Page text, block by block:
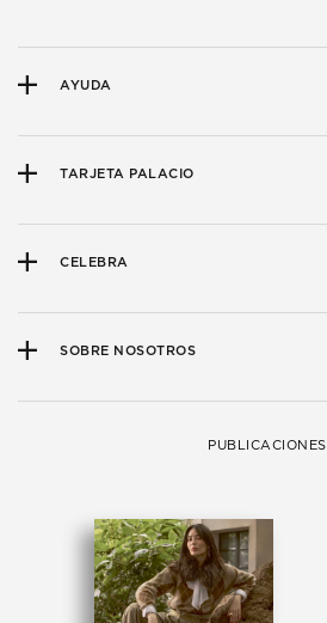
AYUDA
TARJETA PALACIO
CELEBRA
SOBRE NOSOTROS
PUBLICACIONES